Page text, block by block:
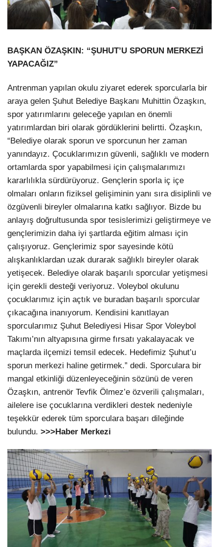
BAŞKAN ÖZAŞKIN: “ŞUHUT’U SPORUN MERKEZİ
YAPACAĞIZ”
Antrenman yapılan okulu ziyaret ederek sporcularla bir
araya gelen Şuhut Belediye Başkanı Muhittin Özaşkın,
spor yatırımlarını geleceğe yapılan en önemli
yatırımlardan biri olarak gördüklerini belirtti. Özaşkın,
“Belediye olarak sporun ve sporcunun her zaman
yanındayız. Çocuklarımızın güvenli, sağlıklı ve modern
ortamlarda spor yapabilmesi için çalışmalarımızı
kararlılıkla sürdürüyoruz. Gençlerin sporla iç içe
olmaları onların fiziksel gelişiminin yanı sıra disiplinli ve
özgüvenli bireyler olmalarına katkı sağlıyor. Bizde bu
anlayış doğrultusunda spor tesislerimizi geliştirmeye ve
gençlerimizin daha iyi şartlarda eğitim alması için
çalışıyoruz. Gençlerimiz spor sayesinde kötü
alışkanlıklardan uzak durarak sağlıklı bireyler olarak
yetişecek. Belediye olarak başarılı sporcular yetişmesi
için gerekli desteği veriyoruz. Voleybol okulunu
çocuklarımız için açtık ve buradan başarılı sporcular
çıkacağına inanıyorum. Kendisini kanıtlayan
sporcularımız Şuhut Belediyesi Hisar Spor Voleybol
Takımı’nın altyapısına girme fırsatı yakalayacak ve
maçlarda ilçemizi temsil edecek. Hedefimiz Şuhut’u
sporun merkezi haline getirmek.” dedi. Sporculara bir
mangal etkinliği düzenleyeceğinin sözünü de veren
Özaşkın, antrenör Tevfik Ölmez’e özverili çalışmaları,
ailelere ise çocuklarına verdikleri destek nedeniyle
teşekkür ederek tüm sporculara başarı dileğinde
bulundu. >>>Haber Merkezi